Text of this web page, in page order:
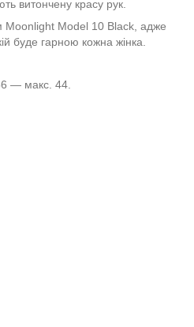
витончену красу рук.
Moonlight Model 10 Black, адже
буде гарною кожна жінка.
— макс. 44.